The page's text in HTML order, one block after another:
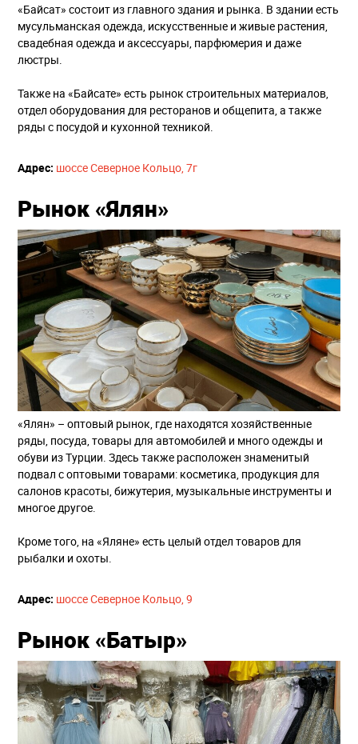
«Байсат»‎ состоит из главного здания и рынка. В здании есть
мусульманская одежда, искусственные и живые растения,
свадебная одежда и аксессуары, парфюмерия и даже
люстры.
Также на «Байсате» есть рынок строительных материалов,
отдел оборудования для ресторанов и общепита, а также
ряды с посудой и кухонной техникой.
Адрес: шоссе Северное Кольцо, 7г
Рынок «Ялян»‎
«Ялян» – оптовый рынок, где находятся хозяйственные
ряды, посуда, товары для автомобилей и много одежды и
обуви из Турции. Здесь также расположен знаменитый
подвал с оптовыми товарами: косметика, продукция для
салонов красоты, бижутерия, музыкальные инструменты и
многое другое.
Кроме того, на «Яляне» есть целый отдел товаров для
рыбалки и охоты.
Адрес:​ шоссе Северное Кольцо, 9
Рынок «Батыр»